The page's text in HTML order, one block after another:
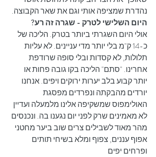
נהדרת שמציפה אותי וגם את שאר הקבוצה.
היום השלישי לטרק - שגרה זה רע?
אולי היום השגרתי ביותר בטרק. הליכה של
כ-14 ק"מ בלי יותר מדי עניינים. לא עליות
תלולות, לא קסדות ובלי סופה שרודפת
אחרינו. "סתם" הליכה בקו גובה פחות או
יותר קבוע בלב יערות ירוקים ויפים. אנחנו
יורדים מהבקתה ונפרדים מפסגת
האולימפוס שמשקיפה אלינו מלמעלה ועדיין
לא מאמינים שרק לפני יום נגענו בה. ונכנסים
מהר מאוד לשבילים צרים שוב ביער מחטני
אפוף עננים, צפוף ומלא בשיחי תותים
ופרחים יפים